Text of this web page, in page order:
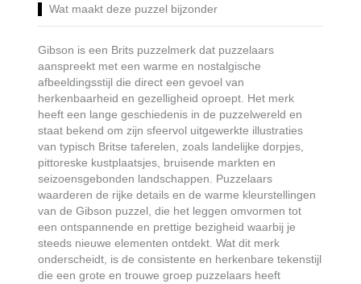
Wat maakt deze puzzel bijzonder
Gibson is een Brits puzzelmerk dat puzzelaars
aanspreekt met een warme en nostalgische
afbeeldingsstijl die direct een gevoel van
herkenbaarheid en gezelligheid oproept. Het merk
heeft een lange geschiedenis in de puzzelwereld en
staat bekend om zijn sfeervol uitgewerkte illustraties
van typisch Britse taferelen, zoals landelijke dorpjes,
pittoreske kustplaatsjes, bruisende markten en
seizoensgebonden landschappen. Puzzelaars
waarderen de rijke details en de warme kleurstellingen
van de Gibson puzzel, die het leggen omvormen tot
een ontspannende en prettige bezigheid waarbij je
steeds nieuwe elementen ontdekt. Wat dit merk
onderscheidt, is de consistente en herkenbare tekenstijl
die een grote en trouwe groep puzzelaars heeft